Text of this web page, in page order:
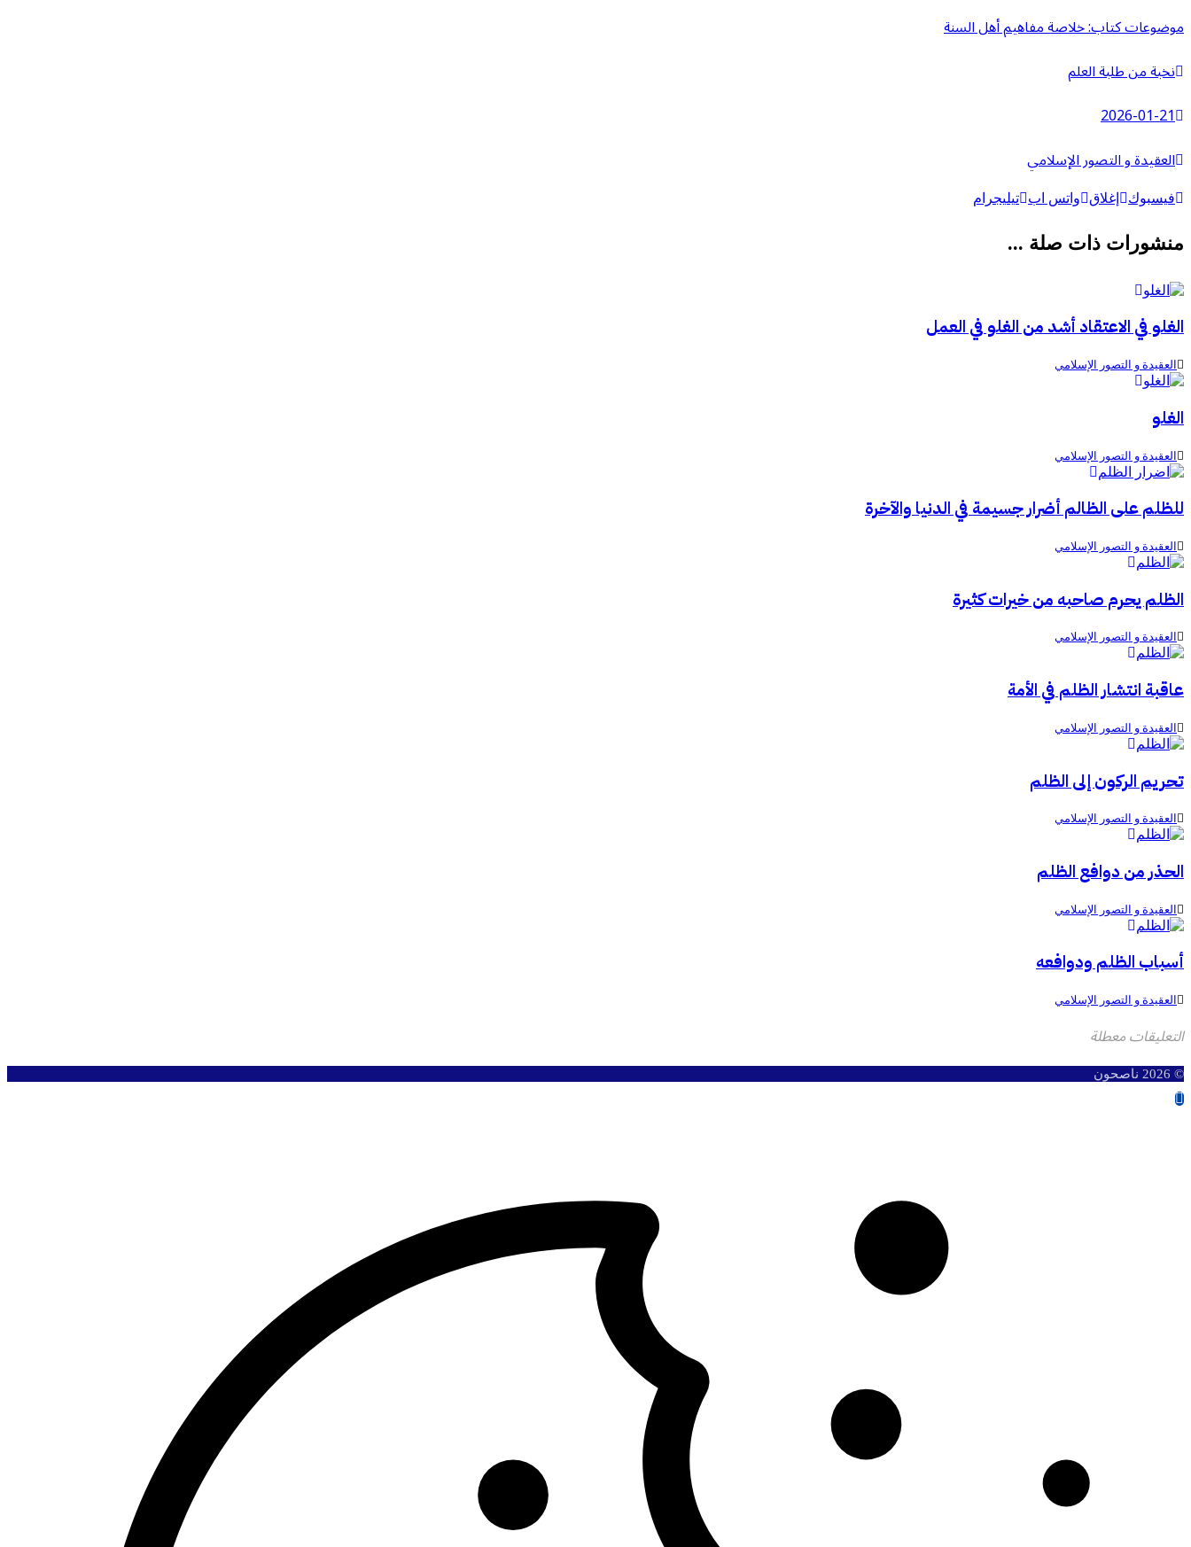
موضوعات كتاب: خلاصة مفاهيم أهل السنة
نخبة من طلبة العلم
2026-01-21
العقيدة و التصور الإسلامي
فيسبوك إغلاق واتس اب تيليجرام
منشورات ذات صلة ...
الغلو في الاعتقاد أشد من الغلو في العمل
العقيدة و التصور الإسلامي
الغلو
العقيدة و التصور الإسلامي
للظلم على الظالم أضرار جسيمة في الدنيا والآخرة
العقيدة و التصور الإسلامي
الظلم يحرم صاحبه من خيرات كثيرة
العقيدة و التصور الإسلامي
عاقبة انتشار الظلم في الأمة
العقيدة و التصور الإسلامي
تحريم الركون إلى الظلم
العقيدة و التصور الإسلامي
الحذر من دوافع الظلم
العقيدة و التصور الإسلامي
أسباب الظلم ودوافعه
العقيدة و التصور الإسلامي
التعليقات معطلة
© 2026 ناصحون